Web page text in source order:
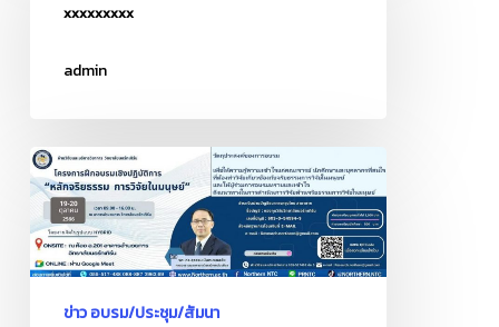
xxxxxxxxx
admin
วิทยา
ลัย
นอร์ท
เทิร์น
ขอ
ข่าว อบรม/ประชุม/สัมนา